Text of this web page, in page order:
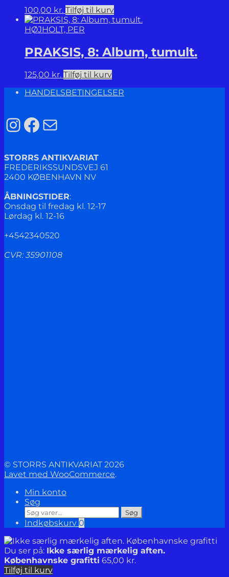
100,00 kr. Tilføj til kurv
HØJHOLT, PER
PRAKSIS, 8: Album, tumult.
125,00 kr. Tilføj til kurv
HANDELSBETINGELSER
Instagram
Facebook
Mail
STORRS ANTIKVARIAT
FREDERIKSSUNDSVEJ 61
2400 KØBENHAVN NV
ÅBNINGSTIDER:
Onsdag til fredag kl. 12-17
Lørdag kl. 12-16
+4542340520
CVR: 35901108
© STORRS ANTIKVARIAT 2026
Lavet med WooCommerce.
Min konto
Søg
Søg
efter:
Søg
Indkøbskurv 0
Du ser på: Ikke særlig mærkelig aften.
Københavnske grafitti 65,00 kr.
Tilføj til kurv